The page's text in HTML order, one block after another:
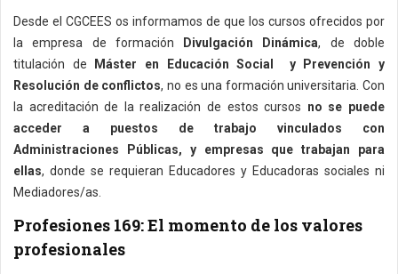
Desde el CGCEES os informamos de que los cursos ofrecidos por
la empresa de formación
Divulgación Dinámica, de doble
titulación de Máster en Educación Social y Prevención y
Resolución de conflictos, no es una formación universitaria. Con
la acreditación de la realización de estos cursos no se puede
acceder a puestos de trabajo vinculados con
Administraciones Públicas, y empresas que trabajan para
ellas, donde se requieran Educadores y Educadoras sociales ni
Mediadores/as.
Profesiones 169: El momento de los valores
profesionales